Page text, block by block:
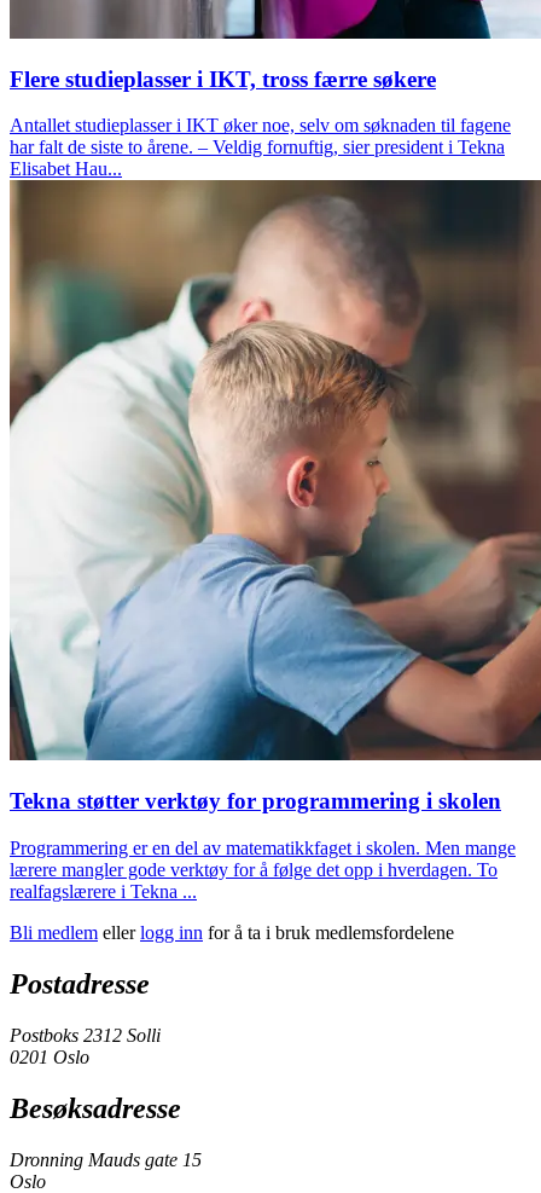
Flere studieplasser i IKT, tross færre søkere
Antallet studieplasser i IKT øker noe, selv om søknaden til fagene
har falt de siste to årene. – Veldig fornuftig, sier president i Tekna
Elisabet Hau...
Tekna støtter verktøy for programmering i skolen
Programmering er en del av matematikkfaget i skolen. Men mange
lærere mangler gode verktøy for å følge det opp i hverdagen. To
realfagslærere i Tekna ...
Bli medlem ellerlogg inn for å ta i bruk medlemsfordelene
Postadresse
Postboks 2312 Solli
0201 Oslo
Besøksadresse
Dronning Mauds gate 15
Oslo